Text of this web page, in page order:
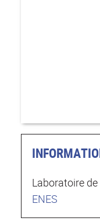
Laboratoire
ENES